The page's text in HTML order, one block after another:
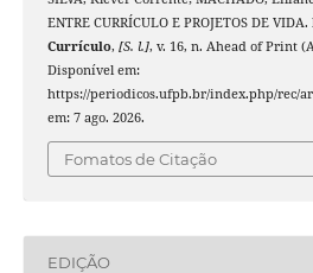
ENTRE CURRÍCULO E PROJETOS DE VIDA.
Currículo, [S. l.], v. 16, n. Ahead of Print
Disponível em:
https://periodicos.ufpb.br/index.php/rec/
em: 7 ago. 2026.
Fomatos de Citação
EDIÇÃO